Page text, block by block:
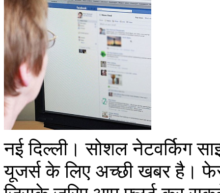
नई दिल्ली। सोशल नेटवर्किग
यूजर्स के लिए अच्छी खबर है।